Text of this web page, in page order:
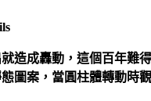
造成轟動，這個百年難
圖案，當圓柱體轉動時